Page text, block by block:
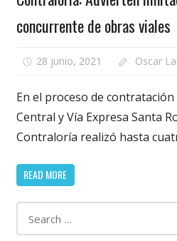
concurrente de obras viales
28 junio, 2021 Oscar
En el proceso de
Central y Vía Expresa Santa
Contraloría realizó hasta
READ MORE